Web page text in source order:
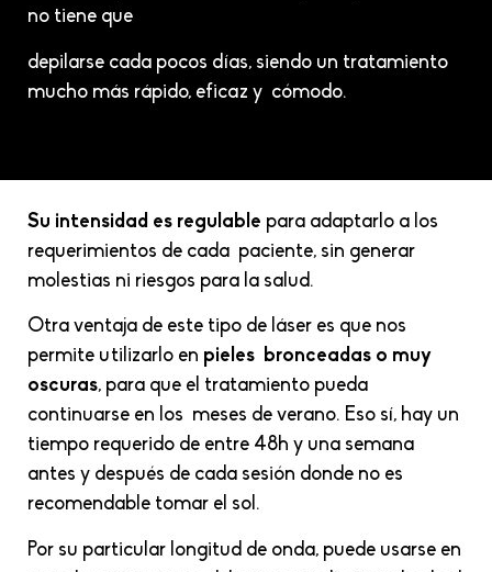
no tiene que
depilarse cada pocos días, siendo un tratamiento
mucho más rápido, eficaz y cómodo.
Su intensidad es regulable para adaptarlo a los
requerimientos de cada paciente, sin generar
molestias ni riesgos para la salud.
Otra ventaja de este tipo de láser es que nos
permite utilizarlo en pieles bronceadas o muy
oscuras, para que el tratamiento pueda
continuarse en los meses de verano. Eso sí, hay un
tiempo requerido de entre 48h y una semana
antes y después de cada sesión donde no es
recomendable tomar el sol.
Por su particular longitud de onda, puede usarse en